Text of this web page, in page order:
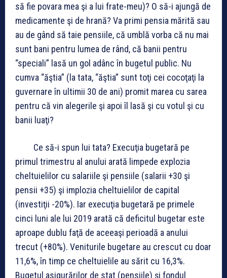
să fie povara mea şi a lui frate-meu)? O să-i ajungă de
medicamente şi de hrană? Va primi pensia mărită sau
au de gând să taie pensiile, că umblă vorba că nu mai
sunt bani pentru lumea de rând, că banii pentru
“speciali” lasă un gol adânc în bugetul public. Nu
cumva “ăştia” (la tata, “ăştia” sunt toţi cei cocoţaţi la
guvernare în ultimii 30 de ani) promit marea cu sarea
pentru că vin alegerile şi apoi îl lasă şi cu votul şi cu
banii luaţi?
Ce să-i spun lui tata? Execuţia bugetară pe
primul trimestru al anului arată limpede explozia
cheltuielilor cu salariile şi pensiile (salarii +30 şi
pensii +35) şi implozia cheltuielilor de capital
(investiţii -20%). Iar execuţia bugetară pe primele
cinci luni ale lui 2019 arată că deficitul bugetar este
aproape dublu faţă de aceeaşi perioadă a anului
trecut (+80%). Veniturile bugetare au crescut cu doar
11,6%, în timp ce cheltuielile au sărit cu 16,3%.
Bugetul asigurărilor de stat (pensiile) şi fondul